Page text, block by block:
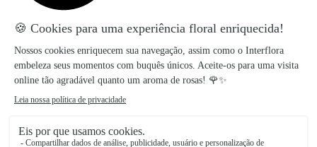
Posso enviar este ramo de crisântemos ao
domicílio?
Sim. Podes escolher a morada de entrega e
acrescentar uma mensagem para a pessoa que
o recebe.